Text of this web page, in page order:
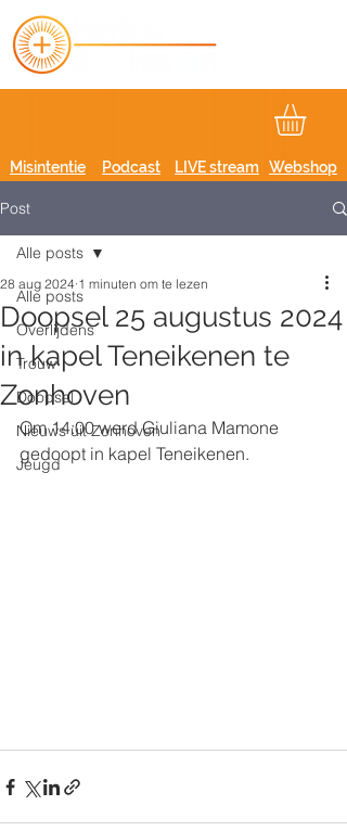
Podcast
Misintentie LIVE stream Webshop
Post
Alle posts
Overlijdens
Trouw
Doopsel
Nieuws uit Zonhoven
Jeugd
Alle posts
Doopsel 25 augustus 2024
in kapel Teneikenen te
Zonhoven
28 aug 2024 1 minuten om te lezen
Om 14:00 werd Giuliana Mamone
gedoopt in kapel Teneikenen.